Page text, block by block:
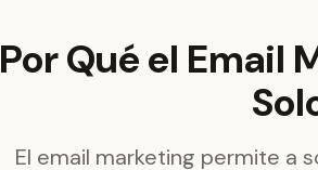
Por Qué el Email
El email marketing permite a